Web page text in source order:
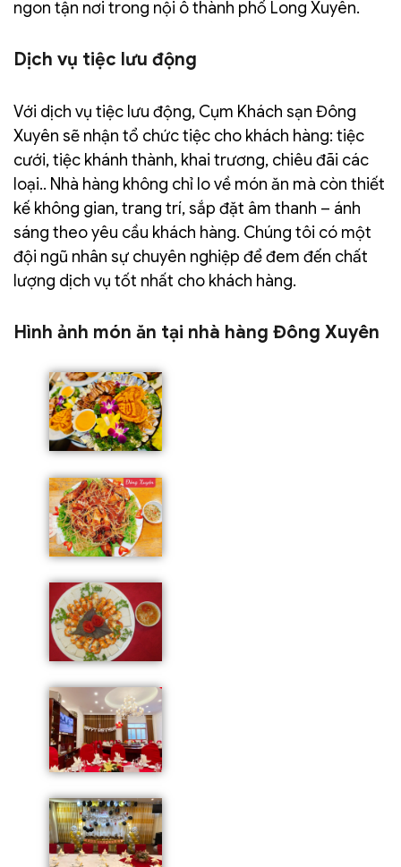
ngon tận nơi trong nội ô thành phố Long Xuyên.
Dịch vụ tiệc lưu động
Với dịch vụ tiệc lưu động, Cụm Khách sạn Đông
Xuyên sẽ nhận tổ chức tiệc cho khách hàng: tiệc
cưới, tiệc khánh thành, khai trương, chiêu đãi các
loại.. Nhà hàng không chỉ lo về món ăn mà còn thiết
kế không gian, trang trí, sắp đặt âm thanh – ánh
sáng theo yêu cầu khách hàng. Chúng tôi có một
đội ngũ nhân sự chuyên nghiệp để đem đến chất
lượng dịch vụ tốt nhất cho khách hàng.
Hình ảnh món ăn tại nhà hàng Đông Xuyên